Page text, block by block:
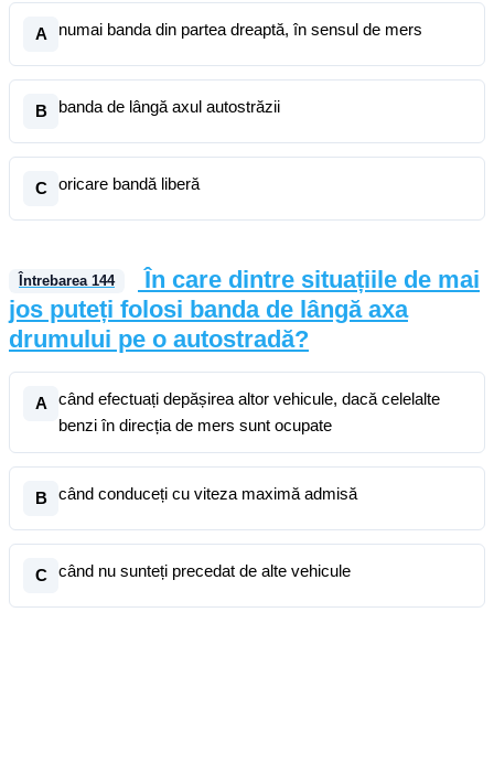
A numai banda din partea dreaptă, în sensul de mers
B banda de lângă axul autostrăzii
C oricare bandă liberă
Întrebarea 144
În care dintre situațiile de mai
jos puteți folosi banda de lângă axa
drumului pe o autostradă?
A
când efectuați depășirea altor vehicule, dacă celelalte
benzi în direcția de mers sunt ocupate
B când conduceți cu viteza maximă admisă
C când nu sunteți precedat de alte vehicule